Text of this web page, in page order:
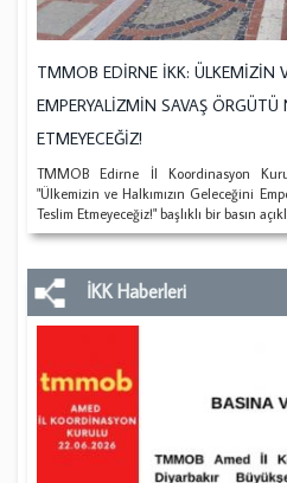
TMMOB EDİRNE İKK: ÜLKEMİZİN
EMPERYALİZMİN SAVAŞ
ETMEYECEĞİZ!
​TMMOB Edirne İl Koordinasyon
"Ülkemizin ve Halkımızın Geleceğini
Teslim Etmeyeceğiz!" başlıklı bir basın
İKK Haberleri